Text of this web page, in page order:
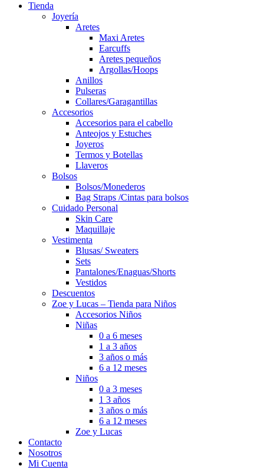
Tienda
Joyería
Aretes
Maxi Aretes
Earcuffs
Aretes pequeños
Argollas/Hoops
Anillos
Pulseras
Collares/Garagantillas
Accesorios
Accesorios para el cabello
Anteojos y Estuches
Joyeros
Termos y Botellas
Llaveros
Bolsos
Bolsos/Monederos
Bag Straps /Cintas para bolsos
Cuidado Personal
Skin Care
Maquillaje
Vestimenta
Blusas/ Sweaters
Sets
Pantalones/Enaguas/Shorts
Vestidos
Descuentos
Zoe y Lucas – Tienda para Niños
Accesorios Niños
Niñas
0 a 6 meses
1 a 3 años
3 años o más
6 a 12 meses
Niños
0 a 3 meses
1 3 años
3 años o más
6 a 12 meses
Zoe y Lucas
Contacto
Nosotros
Mi Cuenta